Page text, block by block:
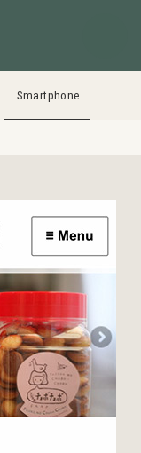
Smartphone